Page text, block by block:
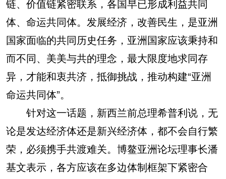
链、价值链紧密联系，各国早已形成利益共同
体、命运共同体。发展经济，改善民生，是亚洲
国家面临的共同历史任务，亚洲国家应该秉持和
而不同、美美与共的理念，最大限度地求同存
异，才能和衷共济，抵御挑战，推动构建“亚洲
命运共同体”。
针对这一话题，新西兰前总理希普利说，无
论是发达经济体还是新兴经济体，都不会自行繁
荣，必须携手共渡难关。博鳌亚洲论坛理事长潘
基文表示，各方应该在多边体制框架下紧密合